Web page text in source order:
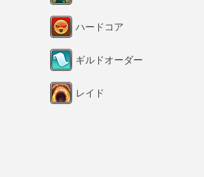
ハードコア
ギルドオーダー
レイド